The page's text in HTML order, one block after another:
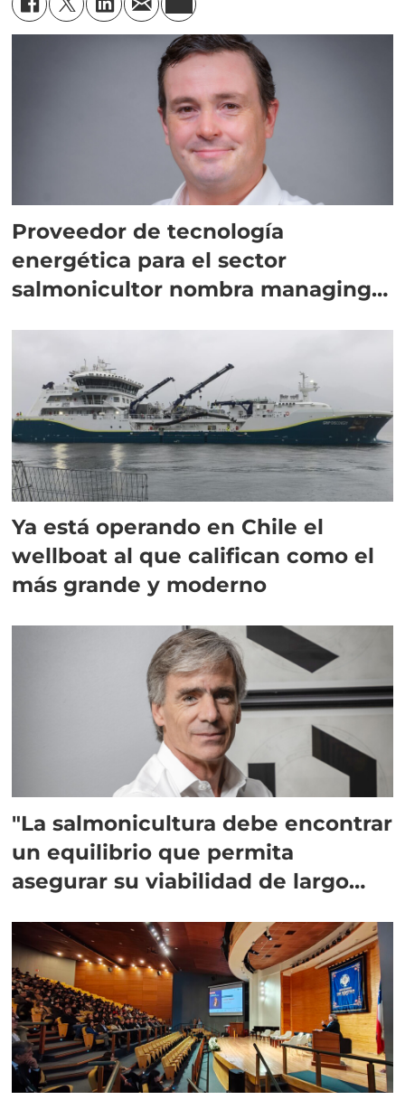
Proveedor de tecnología
energética para el sector
salmonicultor nombra managing
Ya está operando en Chile el
wellboat al que califican como el
más grande y moderno
"La salmonicultura debe encontrar
un equilibrio que permita
asegurar su viabilidad de largo